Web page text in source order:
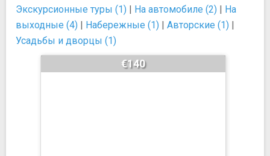
Экскурсионные туры (1) | На автомобиле (2) | На
выходные (4) | Набережные (1) | Авторские (1) |
Усадьбы и дворцы (1)
€140